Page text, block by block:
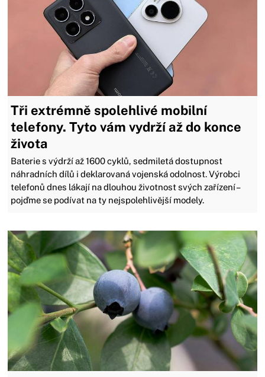
Tři extrémně spolehlivé mobilní
telefony. Tyto vám vydrží až do konce
života
Baterie s výdrží až 1600 cyklů, sedmiletá dostupnost
náhradních dílů i deklarovaná vojenská odolnost. Výrobci
telefonů dnes lákají na dlouhou životnost svých zařízení –
pojďme se podívat na ty nejspolehlivější modely.